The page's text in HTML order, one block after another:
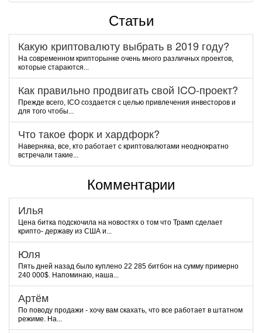
Статьи
Какую криптовалюту выбрать в 2019 году?
На современном крипторынке очень много различных проектов,
которые стараются...
Как правильно продвигать свой ICO-проект?
Прежде всего, ICO создается с целью привлечения инвесторов и
для того чтобы...
Что такое форк и хардфорк?
Наверняка, все, кто работает с криптовалютами неоднократно
встречали такие...
Комментарии
Илья
Цена битка подскочила на новостях о том что Трамп сделает
крипто- державу из США и...
Юля
Пять дней назад было куплено 22 285 битбон на сумму примерно
240 000$. Напоминаю, наша...
Артём
По поводу продажи - хочу вам скахать, что все работает в штатном
режиме. На...